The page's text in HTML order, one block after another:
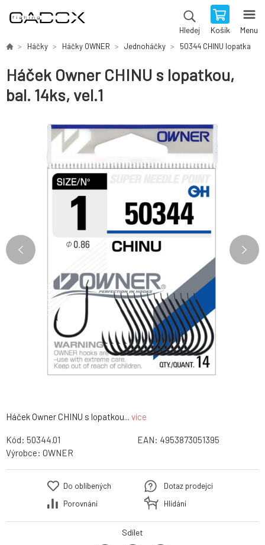
Hledej Košík Menu
Háčky Háčky OWNER Jednoháčky 50344 CHINU lopatka
Háček Owner CHINU s lopatkou,
bal. 14ks, vel.1
Háček Owner CHINU s lopatkou... více
Kód: 50344.01 EAN: 4953873051395
Výrobce: OWNER
Do oblíbených
Porovnání
Dotaz prodejci
Hlídání
Sdílet